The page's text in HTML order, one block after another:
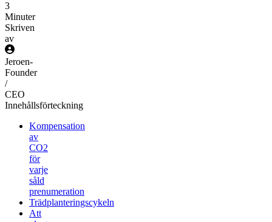
3
Minuter
Skriven
av
Jeroen-
Founder
/
CEO
Innehållsförteckning
Kompensation
av
CO2
för
varje
såld
prenumeration
Trädplanteringscykeln
Att